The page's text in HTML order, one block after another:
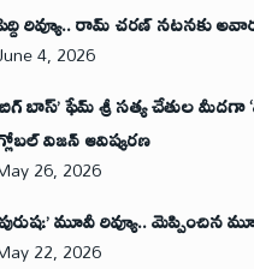
రివ్యూ.. రామ్ చరణ్ నటనకు
4, 2026
బాస్’ ఫేమ్ శ్రీ సత్య చేతుల మీదగా
విజన్ ఆవిష్కరణ
26, 2026
మూవీ రివ్యూ.. మెప్పించిన
22, 2026